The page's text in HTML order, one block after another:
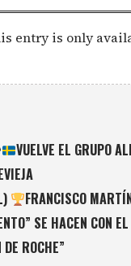
entry is only
VUELVE EL GRUPO
FRANCISCO
SE HACEN CON
ROCHE”